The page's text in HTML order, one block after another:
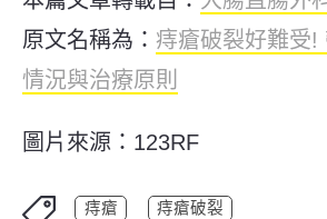
原文名稱為： 痔瘡破裂好難受!
情況與治療原則
圖片來源：123RF
痔瘡 痔瘡破裂